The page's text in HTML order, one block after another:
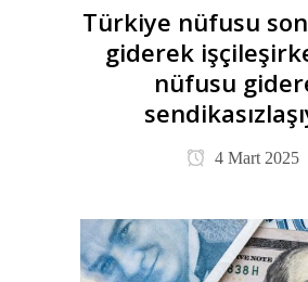
Türkiye nüfusu son
giderek
nüfusu
4 Mart 2025